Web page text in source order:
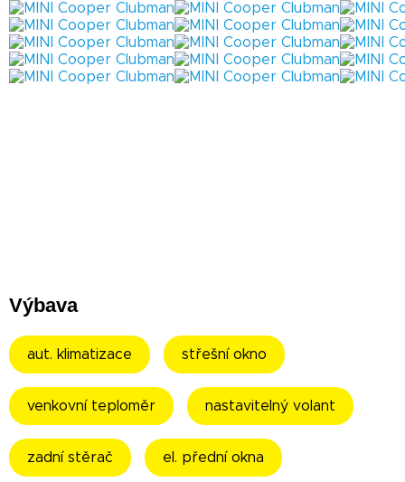
Výbava
aut. klimatizace střešní okno
venkovní teploměr nastavitelný volant
zadní stěrač el. přední okna